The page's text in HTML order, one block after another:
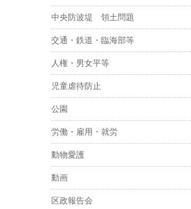
中央防波堤 領土問題
交通・鉄道・臨海部等
人権・男女平等
児童虐待防止
公園
労働・雇用・就労
動物愛護
動画
区政報告会